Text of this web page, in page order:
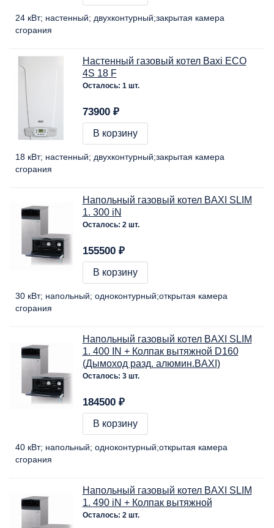
24 кВт настенный двухконтурный закрытая камера
сгорания
Настенный газовый котел Baxi ECO
4S 18 F
Осталось: 1 шт.
73900 ₽
В корзину
18 кВт настенный двухконтурный закрытая камера
сгорания
Напольный газовый котел BAXI SLIM
1. 300 iN
Осталось: 2 шт.
155500 ₽
В корзину
30 кВт напольный одноконтурный открытая камера
сгорания
Напольный газовый котел BAXI SLIM
1. 400 IN + Колпак вытяжной D160
(Дымоход разд. алюмин.BAXI)
Осталось: 3 шт.
184500 ₽
В корзину
40 кВт напольный одноконтурный открытая камера
сгорания
Напольный газовый котел BAXI SLIM
1. 490 iN + Колпак вытяжной
Осталось: 2 шт.